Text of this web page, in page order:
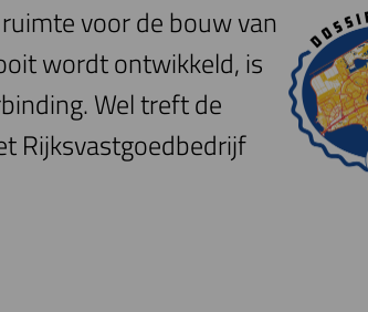
voor de bouw van
wordt ontwikkeld, is
Wel treft de
Rijksvastgoedbedrijf